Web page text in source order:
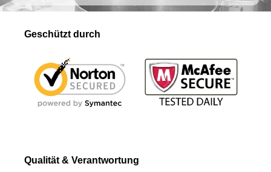
Geschützt durch
Qualität & Verantwortung